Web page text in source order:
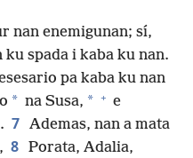
nan enemigunan; sí,
ku spada i kaba ku nan.
pa kaba ku nan
* na Susa, * + e
7 Ademas, nan a mata
8 Porata, Adalia,